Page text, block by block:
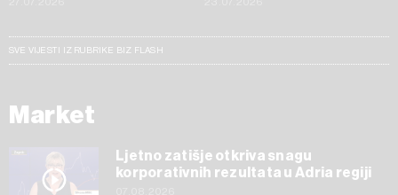
SVE VIJESTI IZ RUBRIKE BIZ FLASH
Market
Ljetno zatišje otkriva snagu
korporativnih rezultata u Adria regiji